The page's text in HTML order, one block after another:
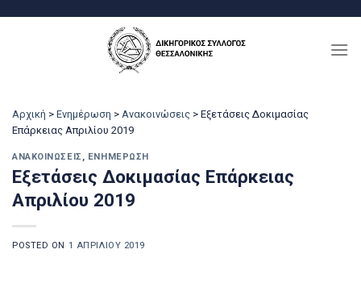
Αρχική > Ενημέρωση > Ανακοινώσεις > Eξετάσεις Δοκιμασίας
Επάρκειας Απριλίου 2019
ΑΝΑΚΟΙΝΏΣΕΙΣ , ΕΝΗΜΈΡΩΣΗ
Eξετάσεις Δοκιμασίας Επάρκειας
Απριλίου 2019
POSTED ON 1 ΑΠΡΙΛΊΟΥ 2019